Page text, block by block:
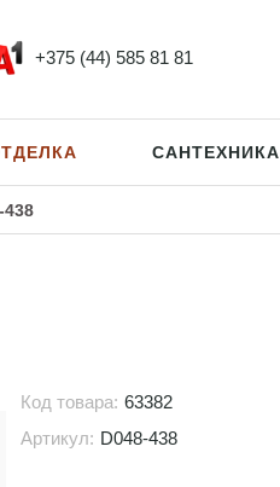
+375 (44) 585 81 81
САНТЕХНИКА
438
Код товара: 63382
Артикул: D048-438